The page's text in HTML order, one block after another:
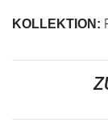
KOLLEKTION: